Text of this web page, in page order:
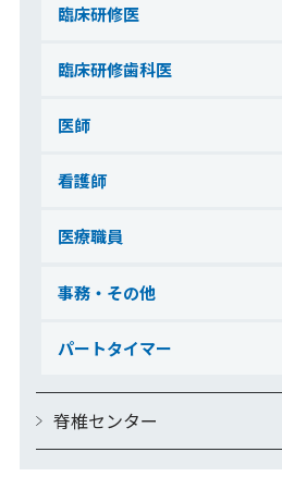
臨床研修医
臨床研修歯科医
医師
看護師
医療職員
事務・その他
パートタイマー
脊椎センター